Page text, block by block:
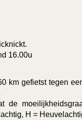
16.00u
km gefietst tegen
de
H =